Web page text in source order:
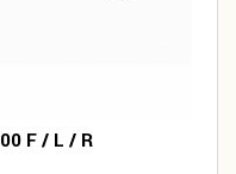
F / L / R